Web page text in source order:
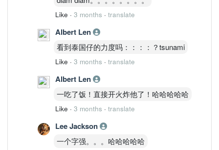
Like · 3 months · translate
Albert Len
看到泰国仔的力度吗：：：：？tsunami
Like · 3 months · translate
Albert Len
一吃了饭！直接开火炸他了！哈哈哈哈哈
Like · 3 months · translate
Lee Jackson
一个字强。。。哈哈哈哈哈